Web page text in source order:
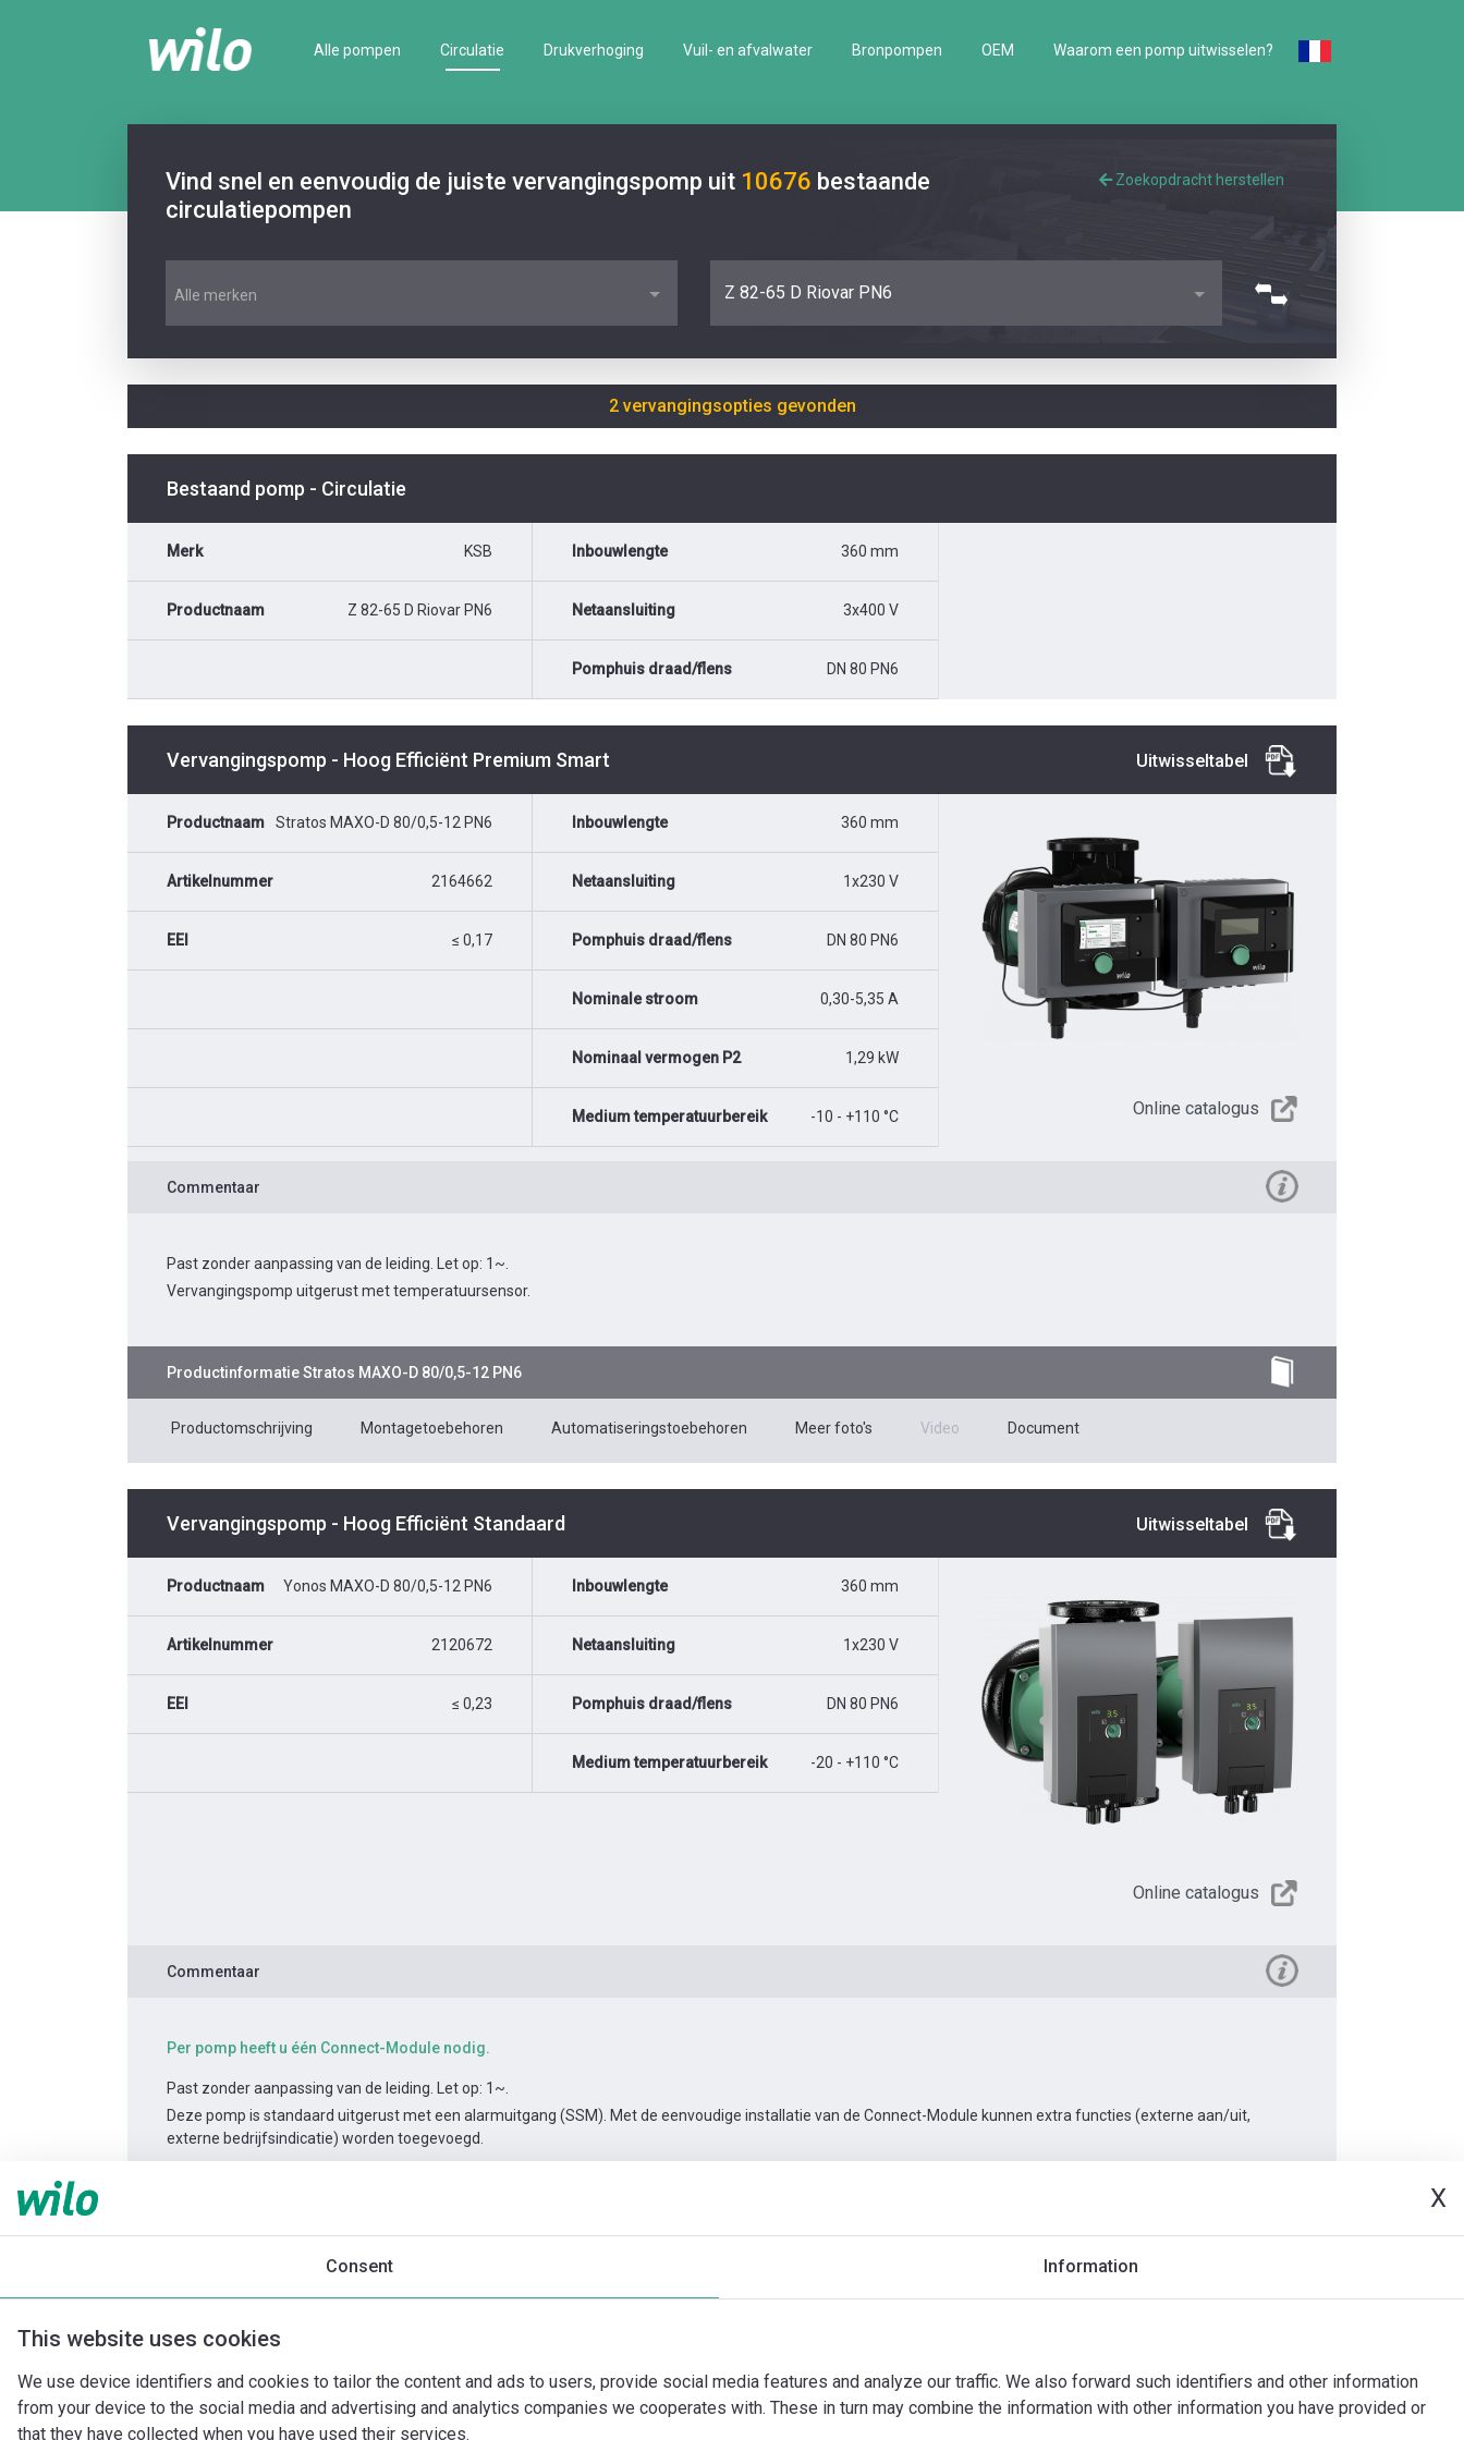
X
Consent Information
This website uses cookies
We use device identifiers and cookies to tailor the content and ads to users, provide social media features and analyze our traffic. We also forward such identifiers and other information
from your device to the social media and advertising and analytics companies we cooperates with. These in turn may combine the information with other information you have provided or
that they have collected when you have used their services.
Alle pompen Circulatie Drukverhoging Vuil- en afvalwater Bronpompen OEM Waarom een pomp uitwisselen?
Vind snel en eenvoudig de juiste vervangingspomp uit 10676 bestaande
circulatiepompen
Zoekopdracht herstellen
Alle merken Z 82-65 D Riovar PN6
2 vervangingsopties gevonden
Bestaand pomp - Circulatie
Merk KSB
Productnaam Z 82-65 D Riovar PN6
Inbouwlengte 360 mm
Netaansluiting 3x400 V
Pomphuis draad/flens DN 80 PN6
Vervangingspomp - Hoog Efficiënt Premium Smart Uitwisseltabel
Productnaam Stratos MAXO-D 80/0,5-12 PN6
Artikelnummer 2164662
EEI ≤ 0,17
Inbouwlengte 360 mm
Netaansluiting 1x230 V
Pomphuis draad/flens DN 80 PN6
Nominale stroom 0,30-5,35 A
Nominaal vermogen P2 1,29 kW
Medium temperatuurbereik -10 - +110 °C Online catalogus
Commentaar
Past zonder aanpassing van de leiding. Let op: 1~.
Vervangingspomp uitgerust met temperatuursensor.
ProductinformatieStratos MAXO-D 80/0,5-12 PN6
Productomschrijving Montagetoebehoren Automatiseringstoebehoren Meer foto's Video Document
Vervangingspomp - Hoog Efficiënt Standaard Uitwisseltabel
Productnaam Yonos MAXO-D 80/0,5-12 PN6
Artikelnummer 2120672
EEI ≤ 0,23
Inbouwlengte 360 mm
Netaansluiting 1x230 V
Pomphuis draad/flens DN 80 PN6
Medium temperatuurbereik -20 - +110 °C
Online catalogus
Commentaar
Per pomp heeft u één Connect-Module nodig.
Past zonder aanpassing van de leiding. Let op: 1~.
Deze pomp is standaard uitgerust met een alarmuitgang (SSM). Met de eenvoudige installatie van de Connect-Module kunnen extra functies (externe aan/uit,
externe bedrijfsindicatie) worden toegevoegd.
Montagetoebehoren Document